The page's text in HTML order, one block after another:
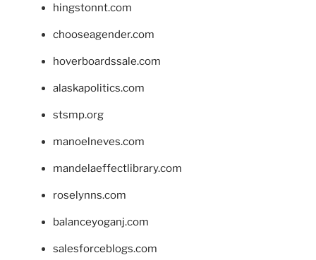
hingstonnt.com
chooseagender.com
hoverboardssale.com
alaskapolitics.com
stsmp.org
manoelneves.com
mandelaeffectlibrary.com
roselynns.com
balanceyoganj.com
salesforceblogs.com